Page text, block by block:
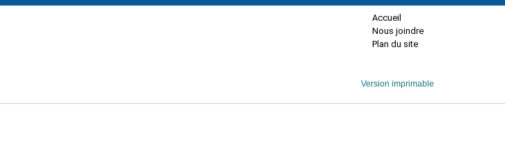
Accueil
Nous joindre
Plan du site
Version imprimable